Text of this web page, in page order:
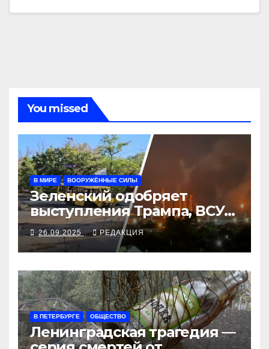
You missed
В МИРЕ ВООРУЖЁННЫЕ СИЛЫ
Зеленский одобряет
выступления Трампа, ВСУ
закрыли Добропольский
рубеж
26.09.2025 РЕДАКЦИЯ
В ПЕТЕРБУРГЕ ОБЩЕСТВО
Ленинградская трагедия —